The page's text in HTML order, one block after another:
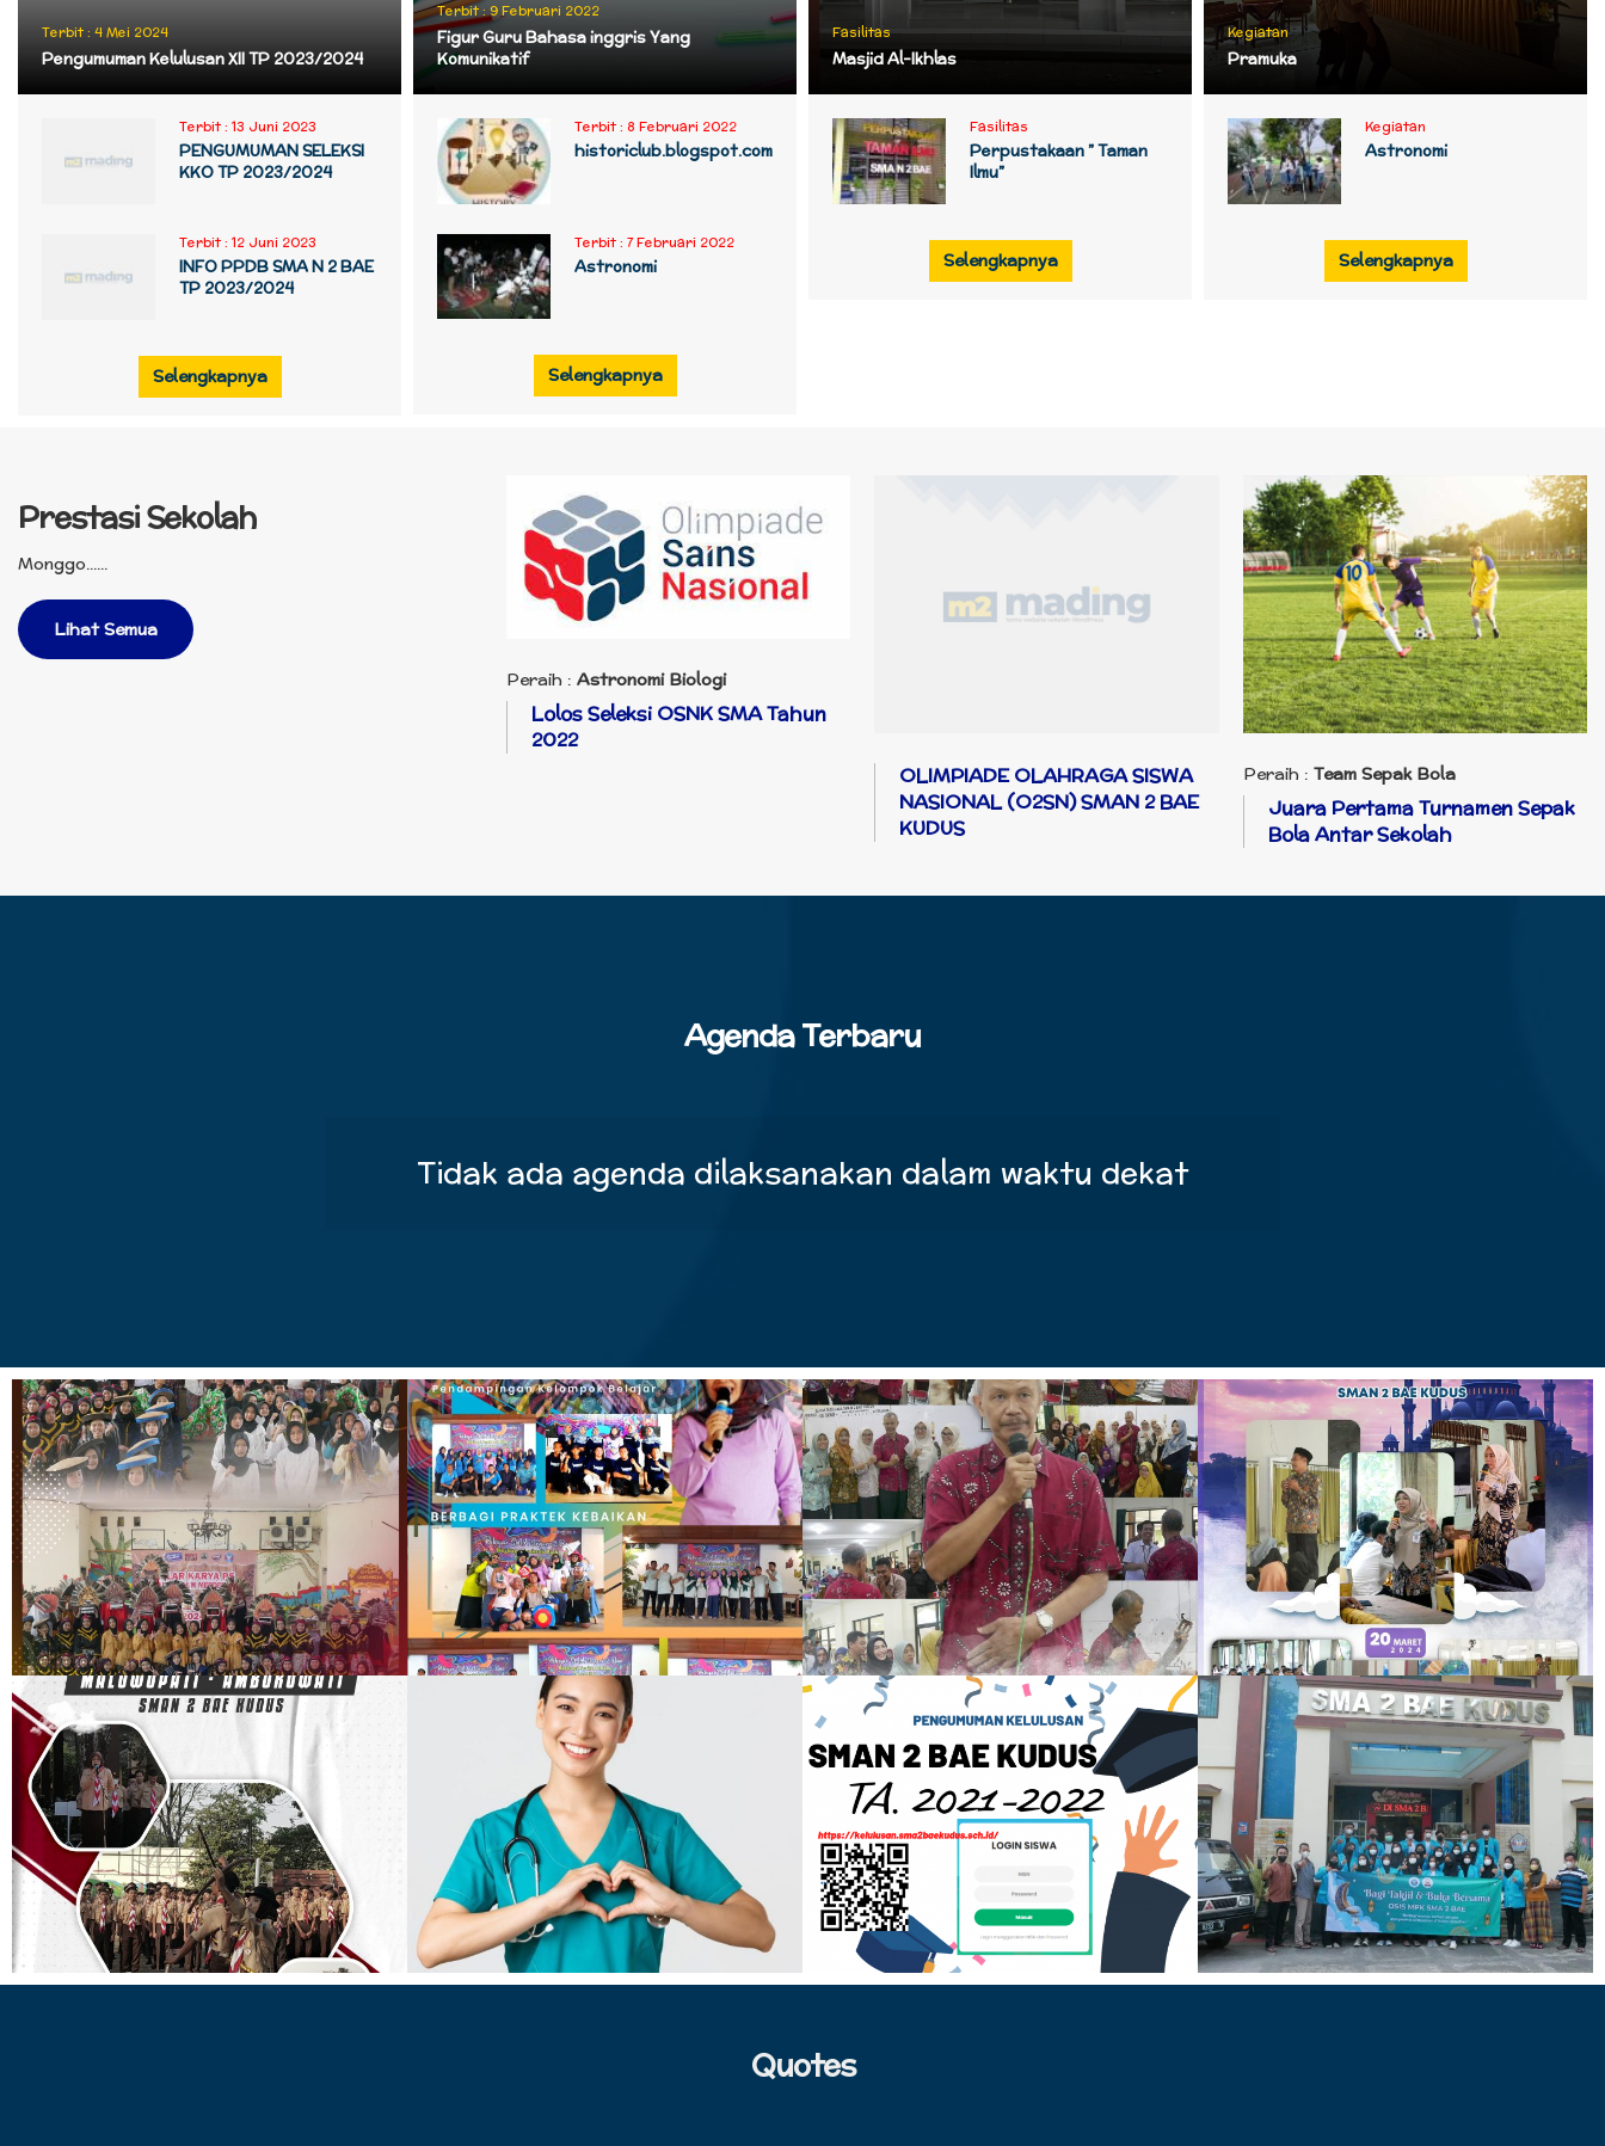
Terbit : 4 Mei 2024
Pengumuman Kelulusan XII TP 2023/2024
Terbit : 13 Juni 2023
PENGUMUMAN SELEKSI
KKO TP 2023/2024
Terbit : 12 Juni 2023
INFO PPDB SMA N 2 BAE
TP 2023/2024
Selengkapnya
Terbit :9 Februari 2022
Figur Guru Bahasa inggris Yang
Komunikatif
Terbit : 8 Februari 2022
historiclub.blogspot.com
Terbit : 7 Februari 2022
Astronomi
Selengkapnya
Fasilitas
Masjid Al-Ikhlas
Fasilitas
Perpustakaan ” Taman
Ilmu”
Selengkapnya
Kegiatan
Pramuka
Kegiatan
Astronomi
Selengkapnya
Prestasi Sekolah
Monggo......
Lihat Semua
Peraih :Astronomi Biologi
Lolos Seleksi OSNK SMA Tahun
2022
OLIMPIADE OLAHRAGA SISWA
NASIONAL (O2SN) SMAN 2 BAE
KUDUS
Peraih : Team Sepak Bola
Juara Pertama Turnamen Sepak
Bola Antar Sekolah
Agenda Terbaru
Tidak ada agenda dilaksanakan dalam waktu dekat
Quotes